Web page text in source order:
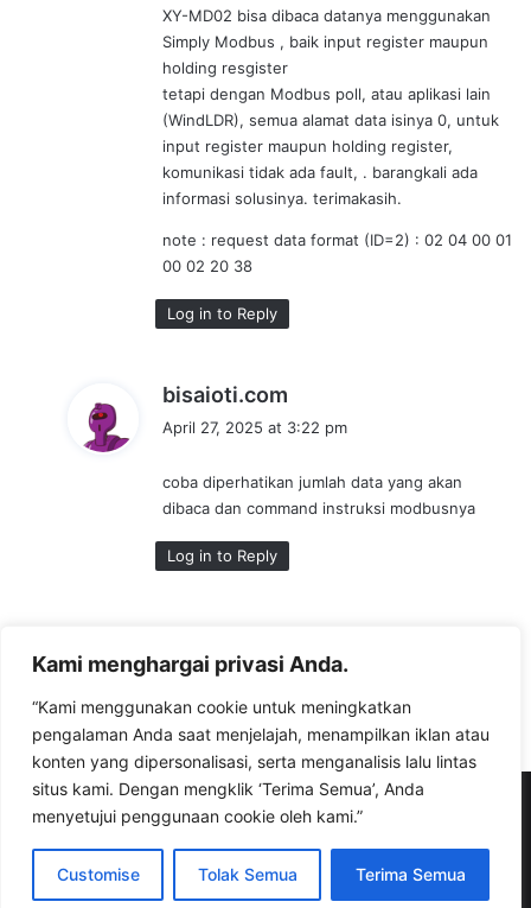
Kami menghargai privasi Anda.
“Kami menggunakan cookie untuk meningkatkan
pengalaman Anda saat menjelajah, menampilkan iklan atau
konten yang dipersonalisasi, serta menganalisis lalu lintas
situs kami. Dengan mengklik ‘Terima Semua’, Anda
menyetujui penggunaan cookie oleh kami.”
Customise Tolak Semua Terima Semua
XY-MD02 bisa dibaca datanya menggunakan
Simply Modbus , baik input register maupun
holding resgister
tetapi dengan Modbus poll, atau aplikasi lain
(WindLDR), semua alamat data isinya 0, untuk
input register maupun holding register,
komunikasi tidak ada fault, . barangkali ada
informasi solusinya. terimakasih.
note : request data format (ID=2) : 02 04 00 01
00 02 20 38
Log in to Reply
bisaioti.com
April 27, 2025 at 3:22 pm
coba diperhatikan jumlah data yang akan
dibaca dan command instruksi modbusnya
Log in to Reply
Leave a Reply
logged in
© Copyright 2026, All Rights Reserved |
Facebook
YouTubeInstagram
TikTokWhatsApp